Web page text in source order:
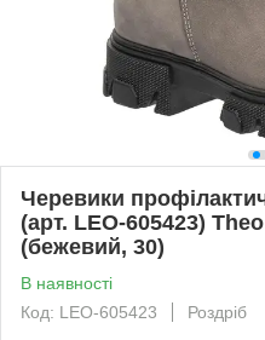
Черевики
(арт. LEO-605423)
(бежевий, 30)
В наявності
Код: LEO-605423
Роздріб